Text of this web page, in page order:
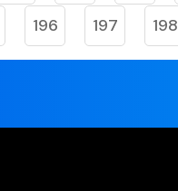
196 197 198